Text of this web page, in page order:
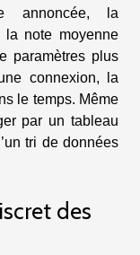
annoncée, la
note moyenne
paramètres plus
connexion, la
le temps. Même
par un tableau
tri de données
des